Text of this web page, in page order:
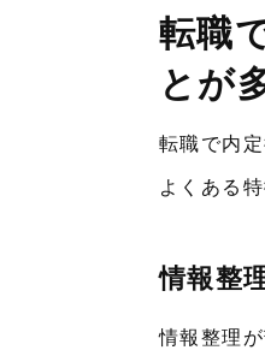
転職
とが
転職で内
よくある
情報整
情報整理